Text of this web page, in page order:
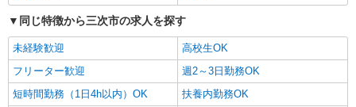
同じ特徴から三次市の求人を探す
未経験歓迎
高校生OK
フリーター歓迎
週2～3日勤務OK
短時間勤務（1日4h以内）OK
扶養内勤務OK